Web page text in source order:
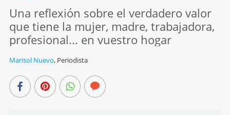
Una reflexión sobre el verdadero valor
que tiene la mujer, madre, trabajadora,
profesional... en vuestro hogar
Marisol Nuevo, Periodista